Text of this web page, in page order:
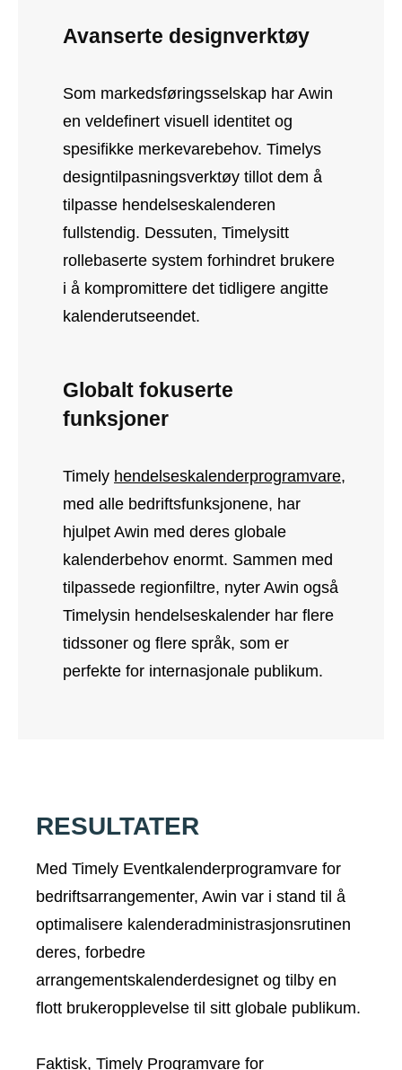
Avanserte designverktøy
Som markedsføringsselskap har Awin
en veldefinert visuell identitet og
spesifikke merkevarebehov. Timelys
designtilpasningsverktøy tillot dem å
tilpasse hendelseskalenderen
fullstendig. Dessuten, Timelysitt
rollebaserte system forhindret brukere
i å kompromittere det tidligere angitte
kalenderutseendet.
Globalt fokuserte
funksjoner
Timely hendelseskalenderprogramvare,
med alle bedriftsfunksjonene, har
hjulpet Awin med deres globale
kalenderbehov enormt. Sammen med
tilpassede regionfiltre, nyter Awin også
Timelysin hendelseskalender har flere
tidssoner og flere språk, som er
perfekte for internasjonale publikum.
RESULTATER
Med Timely Eventkalenderprogramvare for
bedriftsarrangementer, Awin var i stand til å
optimalisere kalenderadministrasjonsrutinen
deres, forbedre
arrangementskalenderdesignet og tilby en
flott brukeropplevelse til sitt globale publikum.
Faktisk, Timely Programvare for